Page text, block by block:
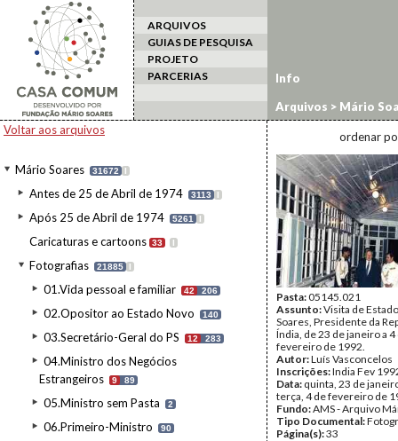
ARQUIVOS
GUIAS DE PESQUISA
PROJETO
PARCERIAS
Voltar aos arquivos
Mário Soares 31672 I
Antes de 25 de Abril de 1974 3113 I
Após 25 de Abril de 1974 5261 I
Caricaturas e cartoons 33 I
Fotografias 21885 I
01.Vida pessoal e familiar 42 206
02.Opositor ao Estado Novo 140
03.Secretário-Geral do PS 12 283
04.Ministro dos Negócios
Estrangeiros
9 89
05.Ministro sem Pasta 2
06.Primeiro-Ministro 90
Info
Arquivos > Mário
estrangeiro>Índia/
ordenar
Pasta:05145.021
Assunto:Visita de
Soares, Presidente da
Índia, de 23 de janeiro a 4
fevereiro de 1992.
Autor:Luís Vasconcelos
Inscrições:India Fev
Data: quinta, 23 de
terça, 4 de fevereiro de
Fundo:AMS - Arquivo
Tipo Documental:
Página(s):33